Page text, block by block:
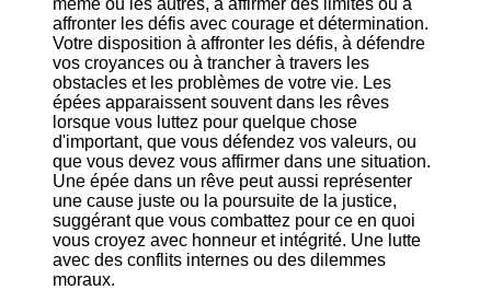
même ou les autres, à affirmer des limites ou à
affronter les défis avec courage et détermination.
Votre disposition à affronter les défis, à défendre
vos croyances ou à trancher à travers les
obstacles et les problèmes de votre vie. Les
épées apparaissent souvent dans les rêves
lorsque vous luttez pour quelque chose
d'important, que vous défendez vos valeurs, ou
que vous devez vous affirmer dans une situation.
Une épée dans un rêve peut aussi représenter
une cause juste ou la poursuite de la justice,
suggérant que vous combattez pour ce en quoi
vous croyez avec honneur et intégrité. Une lutte
avec des conflits internes ou des dilemmes
moraux.